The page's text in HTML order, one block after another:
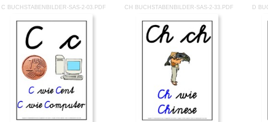
C BUCHSTABENBILDER-SAS-2-03.PDF CH BUCHSTABENBILDER-SAS-2-33.PDF D